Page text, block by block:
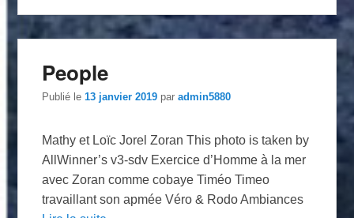
People
Publié le13 janvier 2019 paradmin5880
Mathy et Loïc Jorel Zoran This photo is taken by
AllWinner’s v3-sdv Exercice d’Homme à la mer
avec Zoran comme cobaye Timéo Timeo
travaillant son apmée Véro & Rodo Ambiances